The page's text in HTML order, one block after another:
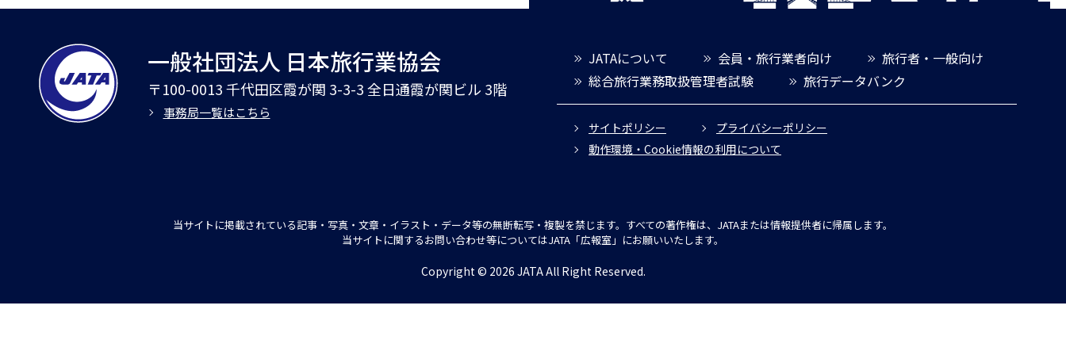
一般社団法人 日本旅行業協会
〒100-0013 千代田区霞が関 3-3-3 全日通霞が関ビル 3階
事務局一覧はこちら
JATAについて 会員・旅行業者向け
旅行者・一般向け
総合旅行業務取扱管理者試験
旅行データバンク
サイトポリシー
プライバシーポリシー
動作環境・Cookie情報の利用について
当サイトに掲載されている記事・写真・文章・イラスト・データ等の無断転写・複製を禁じます。すべての著作権は、JATAまたは情報提供者に帰属します。
当サイトに関するお問い合わせ等についてはJATA「広報室」にお願いいたします。
Copyright © 2026 JATA All Right Reserved.